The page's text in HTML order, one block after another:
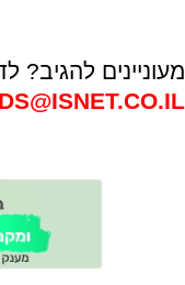
מעוניינים להגיב?